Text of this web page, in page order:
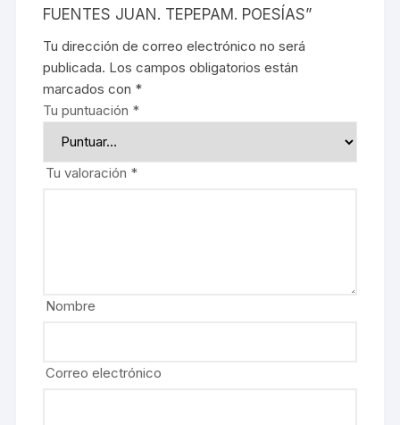
FUENTES JUAN. TEPEPAM. POESÍAS”
Tu dirección de correo electrónico no será
publicada. Los campos obligatorios están
marcados con *
Tu puntuación *
Tu valoración *
Nombre
Correo electrónico